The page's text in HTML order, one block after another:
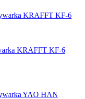
KRAFFT KF-6